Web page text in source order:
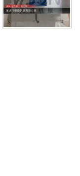
5X/3AS6222LLUC3/